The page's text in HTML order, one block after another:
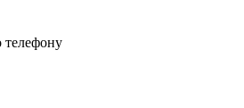
телефону